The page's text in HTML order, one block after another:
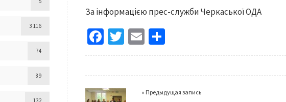
За інформацією прес-служби Черкаської ОДА
Fa
ce
o
T
wi
er
E
m
l
h
« Предыдущая запись
3 116
74
89
132